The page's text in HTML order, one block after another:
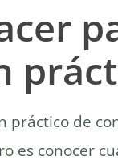
práctico de
es conocer